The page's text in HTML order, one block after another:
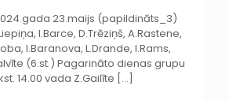
23.maijs (papildināts_3)
I.Barce, D.Trēziņš, A.Rastene,
I.Baranova, L.Drande, I.Rams,
(6.st.) Pagarināto dienas grupu
14.00 vada Z.Gailīte […]